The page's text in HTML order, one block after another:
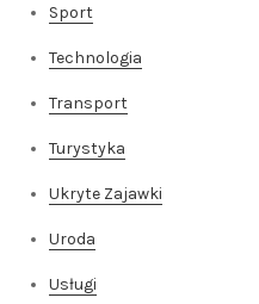
Sport
Technologia
Transport
Turystyka
Ukryte Zajawki
Uroda
Usługi